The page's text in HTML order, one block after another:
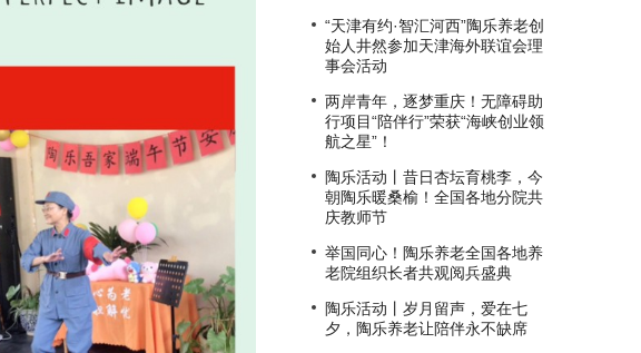
“天津有约·智汇河西”陶乐养老创
始人井然参加天津海外联谊会理
事会活动
两岸青年，逐梦重庆！无障碍助
行项目“陪伴行”荣获“海峡创业领
航之星”！
陶乐活动丨昔日杏坛育桃李，今
朝陶乐暖桑榆！全国各地分院共
庆教师节
举国同心！陶乐养老全国各地养
老院组织长者共观阅兵盛典
陶乐活动丨岁月留声，爱在七
夕，陶乐养老让陪伴永不缺席